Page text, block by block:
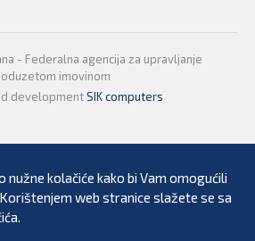
- Federalna agencija za upravljanje
oduzetom imovinom
developmentSIK computers
kolačiće kako bi Vam omogućili
web stranice slažete se sa